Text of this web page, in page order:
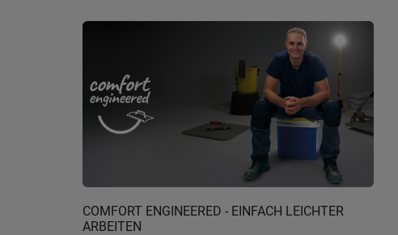
COMFORT ENGINEERED - EINFACH LEICHTER
ARBEITEN